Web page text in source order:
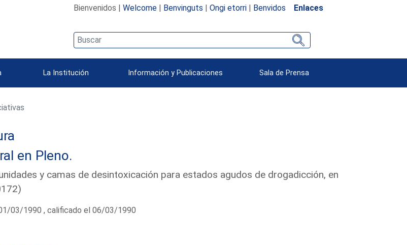
Bienvenidos | Welcome| Benvinguts | Ongi etorri| Benvidos Enlaces
La Institución Información y Publicaciones Sala de Prensa
en Pleno.
y camas de desintoxicación para estados agudos de drogadicción, en
03/1990 , calificado el 06/03/1990